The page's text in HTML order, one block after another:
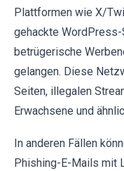
Plattformen wie X/
gehackte WordPress-
betrügerische
gelangen. Diese
Seiten, illegalen
Erwachsene und
In anderen Fällen
Phishing-E-Mails mit